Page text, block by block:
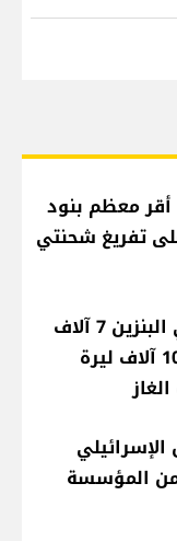
معظم بنود
تفريغ شحنتي
انخفاض سعر صفيحتي البنزين 7 آلاف
ليرة وارتفاع المازوت 10 آلاف ليرة
من المؤسسة